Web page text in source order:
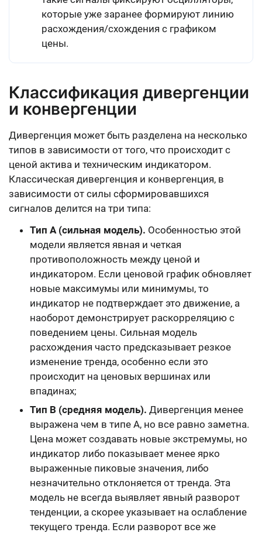
которые уже заранее формируют линию
расхождения/схождения с графиком
цены.
Классификация дивергенции
и конвергенции
Дивергенция может быть разделена на несколько
типов в зависимости от того, что происходит с
ценой актива и техническим индикатором.
Классическая дивергенция и конвергенция, в
зависимости от силы сформировавшихся
сигналов делится на три типа:
Тип А (сильная модель). Особенностью этой
модели является явная и четкая
противоположность между ценой и
индикатором. Если ценовой график обновляет
новые максимумы или минимумы, то
индикатор не подтверждает это движение, а
наоборот демонстрирует раскорреляцию с
поведением цены. Сильная модель
расхождения часто предсказывает резкое
изменение тренда, особенно если это
происходит на ценовых вершинах или
впадинах;
Тип В (средняя модель). Дивергенция менее
выражена чем в типе А, но все равно заметна.
Цена может создавать новые экстремумы, но
индикатор либо показывает менее ярко
выраженные пиковые значения, либо
незначительно отклоняется от тренда. Эта
модель не всегда выявляет явный разворот
тенденции, а скорее указывает на ослабление
текущего тренда. Если разворот все же